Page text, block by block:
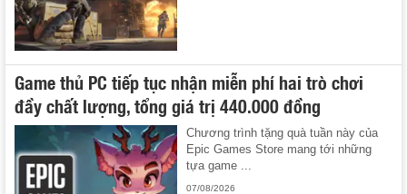
Game thủ PC tiếp tục nhận miễn phí hai trò chơi
đầy chất lượng, tổng giá trị 440.000 đồng
Chương trình tặng quà tuần này của
Epic Games Store mang tới những
tựa game ...
07/08/2026